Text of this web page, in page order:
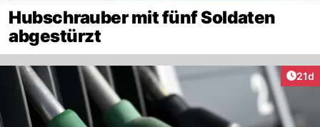
Hubschrauber mit fünf Soldaten
abgestürzt
21d